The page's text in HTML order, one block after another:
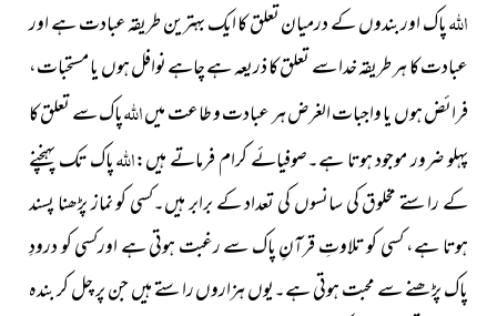
اللہپاک اور بندوں کے درمیان تعلق کا ایک بہترین طریقہ عبادت ہے اور
عبادت کا ہر طریقہ خدا سے تعلق کا ذریعہ ہے چاہے نوافل ہوں یا مستحبات،
فرائض ہوں یا واجبات الغرض ہر عبادت و طاعت میںاللہپاک سے تعلق کا
پہلو ضرور موجود ہوتا ہے۔صوفیائے کرام فرماتے ہیں:اللہپاک تک پہنچنے
کے راستے مخلوق کی سانسوں کی تعداد کے برابر ہیں۔کسی کو نماز پڑھنا پسند
ہوتا ہے، کسی کو تلاوتِ قرآنِ پاک سے رغبت ہوتی ہے اورکسی کو درودِ
پاک پڑھنے سے محبت ہوتی ہے۔یوں ہزاروں راستے ہیں جن پر چل کر بندہ